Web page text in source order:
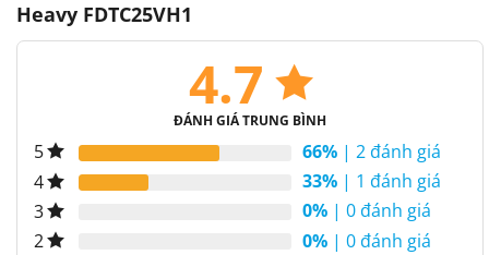
Heavy FDTC25VH1
4.7
ĐÁNH GIÁ TRUNG BÌNH
5 66% | 2 đánh giá
4
33% | 1 đánh giá
3
0% | 0 đánh giá
2
0% | 0 đánh giá